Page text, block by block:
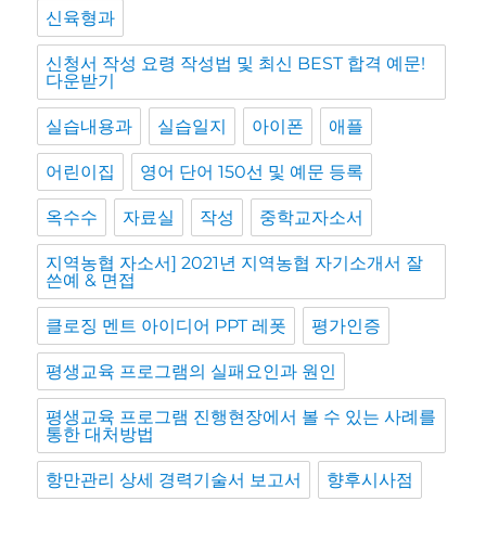
신육형과
신청서 작성 요령 작성법 및 최신 BEST 합격 예문!
다운받기
실습내용과 실습일지 아이폰 애플
어린이집 영어 단어 150선 및 예문 등록
옥수수 자료실 작성 중학교자소서
지역농협 자소서] 2021년 지역농협 자기소개서 잘
쓴예 & 면접
클로징 멘트 아이디어 PPT 레폿 평가인증
평생교육 프로그램의 실패요인과 원인
평생교육 프로그램 진행현장에서 볼 수 있는 사례를
통한 대처방법
항만관리 상세 경력기술서 보고서 향후시사점